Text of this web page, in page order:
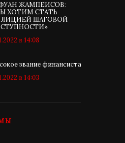
ЖАМПЕИСОВ:
ХОТИМ СТАТЬ
ШАГОВОЙ
в 14:08
звание финансиста
в 14:03